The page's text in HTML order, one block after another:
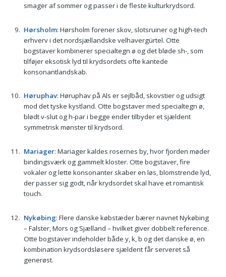
smager af sommer og passer i de fleste kulturkrydsord.
Hørsholm: Hørsholm forener skov, slotsruiner og high-tech
erhverv i det nordsjællandske velhavergürtel. Otte
bogstaver kombinerer specialtegn ø og det bløde sh-, som
tilføjer eksotisk lyd til krydsordets ofte kantede
konsonantlandskab.
Høruphav: Høruphav på Als er sejlbåd, skovstier og udsigt
mod det tyske kystland. Otte bogstaver med specialtegn ø,
blødt v-slut og h-par i begge ender tilbyder et sjældent
symmetrisk mønster til krydsord.
Mariager: Mariager kaldes rosernes by, hvor fjorden møder
bindingsværk og gammelt kloster. Otte bogstaver, fire
vokaler og lette konsonanter skaber en løs, blomstrende lyd,
der passer sig godt, når krydsordet skal have et romantisk
touch.
Nykøbing: Flere danske købstæder bærer navnet Nykøbing
– Falster, Mors og Sjælland – hvilket giver dobbelt reference.
Otte bogstaver indeholder både y, k, b og det danske ø, en
kombination krydsordsløsere sjældent får serveret så
generøst.